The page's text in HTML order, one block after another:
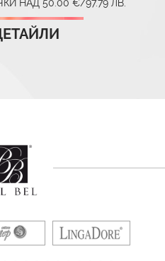
НАД 50.00 €/97.79 ЛВ.